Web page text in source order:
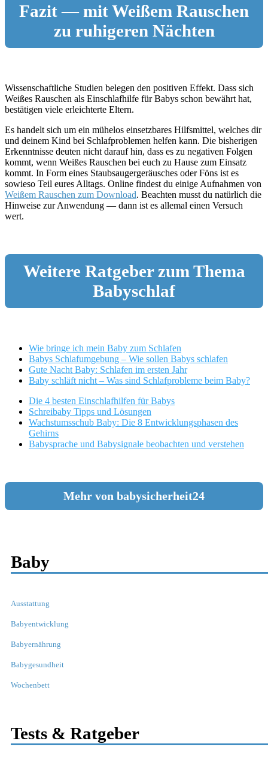
Fazit — mit Weißem Rauschen
zu ruhigeren Nächten
Wissenschaftliche Studien belegen den positiven Effekt. Dass sich
Weißes Rauschen als Einschlafhilfe für Babys schon bewährt hat,
bestätigen viele erleichterte Eltern.
Es handelt sich um ein mühelos einsetzbares Hilfsmittel, welches dir
und deinem Kind bei Schlafproblemen helfen kann. Die bisherigen
Erkenntnisse deuten nicht darauf hin, dass es zu negativen Folgen
kommt, wenn Weißes Rauschen bei euch zu Hause zum Einsatz
kommt. In Form eines Staubsaugergeräusches oder Föns ist es
sowieso Teil eures Alltags. Online findest du einige Aufnahmen von
Weißem Rauschen zum Download. Beachten musst du natürlich die
Hinweise zur Anwendung — dann ist es allemal einen Versuch
wert.
Weitere Ratgeber zum Thema
Babyschlaf
Wie bringe ich mein Baby zum Schlafen
Babys Schlafumgebung – Wie sollen Babys schlafen
Gute Nacht Baby: Schlafen im ersten Jahr
Baby schläft nicht – Was sind Schlafprobleme beim Baby?
Die 4 besten Einschlafhilfen für Babys
Schreibaby Tipps und Lösungen
Wachstumsschub Baby: Die 8 Entwicklungsphasen des
Gehirns
Babysprache und Babysignale beobachten und verstehen
Mehr von babysicherheit24
Baby
Ausstattung
Babyentwicklung
Babyernährung
Babygesundheit
Wochenbett
Tests & Ratgeber